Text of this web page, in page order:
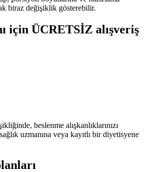
biraz değişiklik gösterebilir.
için ÜCRETSİZ alışveriş
beslenme alışkanlıklarınızı
uzmanına veya kayıtlı bir diyetisyene